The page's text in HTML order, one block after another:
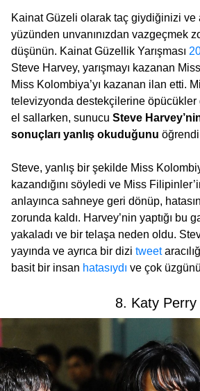
Kainat Güzeli olarak taç giydiğinizi ve
yüzünden unvanınızdan vazgeçmek
düşünün. Kainat Güzellik Yarışması
Steve Harvey, yarışmayı kazanan
Miss Kolombiya’yı kazanan ilan etti.
televizyonda destekçilerine öpücükler
el sallarken, sunucu Steve
sonuçları yanlış okuduğunu
Steve, yanlış bir şekilde Miss
kazandığını söyledi ve Miss
anlayınca sahneye geri dönüp,
zorunda kaldı. Harvey’nin yaptığı bu
yakaladı ve bir telaşa neden oldu.
yayında ve ayrıca bir dizi tweet
basit bir insan hatasıydı ve çok
8. Katy Perry